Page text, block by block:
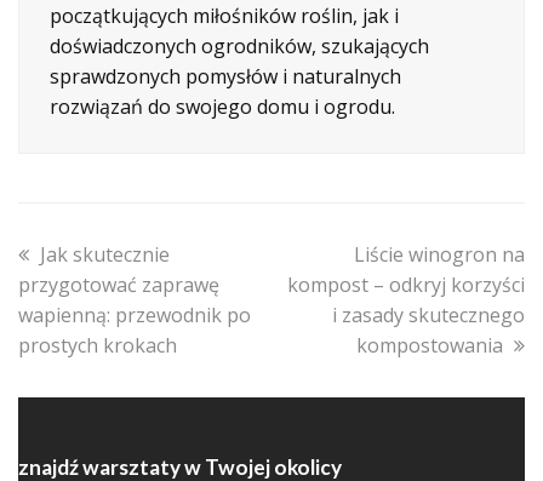
początkujących miłośników roślin, jak i
doświadczonych ogrodników, szukających
sprawdzonych pomysłów i naturalnych
rozwiązań do swojego domu i ogrodu.
previous
post:
Jak skutecznie
przygotować zaprawę
wapienną: przewodnik po
prostych krokach
next
post:
Liście winogron na
kompost – odkryj korzyści
i zasady skutecznego
kompostowania
znajdź warsztaty w Twojej okolicy